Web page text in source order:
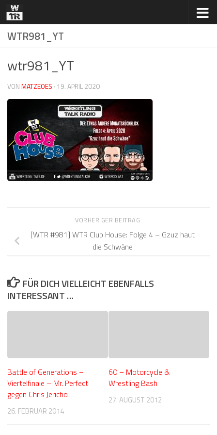
Zum Inhalt springen
WTR981_YT
wtr981_YT
VONMATZEOES · 19. APRIL 2020
VORHERIGER BEITRAG
[WTR #981] WTR Club House: Folge 4 – Gzuz haut
die Schwäne
FÜR DICH VIELLEICHT EBENFALLS
INTERESSANT …
Battle of Generations –
Viertelfinale – Mr. Perfect
gegen Chris Jericho
26. FEBRUAR 2014
60 – Motorcycle &
Wrestling Bash
27. AUGUST 2012